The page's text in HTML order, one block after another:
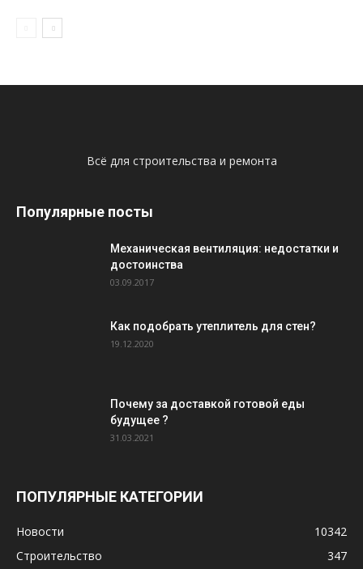
Всё для строительства и ремонта
Популярные посты
Механическая вентиляция: недостатки и
достоинства
03.09.2017
Как подобрать утеплитель для стен?
19.12.2020
Почему за доставкой готовой еды
будущее ?
31.03.2021
ПОПУЛЯРНЫЕ КАТЕГОРИИ
Новости
10342
Строительство
347